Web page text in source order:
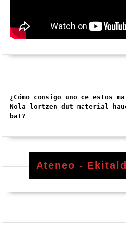
¿Cómo consigo uno de estos
Nola lortzen dut material
bat?
Ateneo -